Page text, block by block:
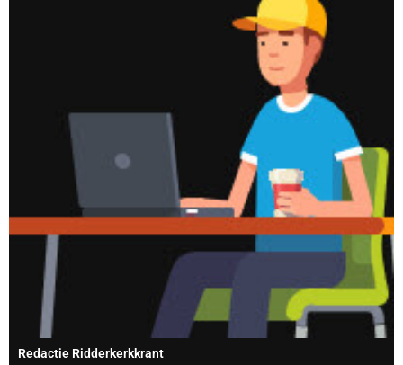
Redactie Ridderkerkkrant